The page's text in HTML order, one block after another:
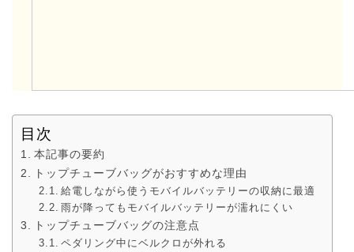
目次
本記事の要約
トップチューブバッグがおすすめな理由
給電しながら使うモバイルバッテリーの収納に最適
雨が降ってもモバイルバッテリーが濡れにくい
トップチューブバッグの注意点
ペダリング中にベルクロが外れる